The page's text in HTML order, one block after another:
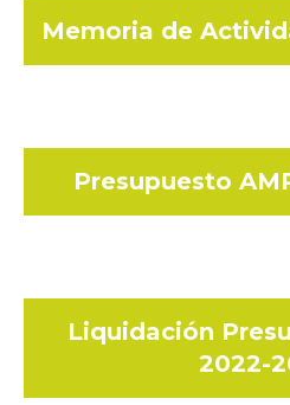
Memoria de
Presupuesto
Liquidación
2022-